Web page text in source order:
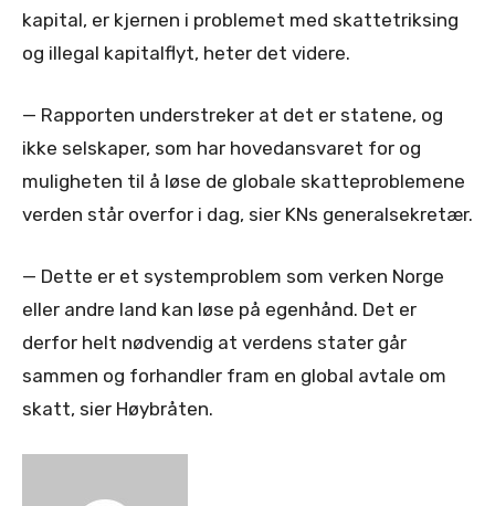
kapital, er kjernen i problemet med skattetriksing
og illegal kapitalflyt, heter det videre.
— Rapporten understreker at det er statene, og
ikke selskaper, som har hovedansvaret for og
muligheten til å løse de globale skatteproblemene
verden står overfor i dag, sier KNs generalsekretær.
— Dette er et systemproblem som verken Norge
eller andre land kan løse på egenhånd. Det er
derfor helt nødvendig at verdens stater går
sammen og forhandler fram en global avtale om
skatt, sier Høybråten.